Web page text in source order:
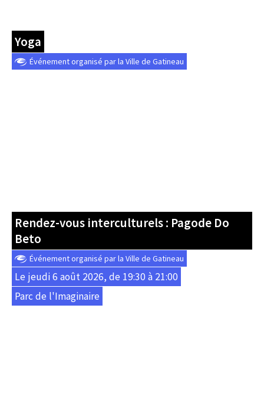
Yoga
Événement organisé par la Ville de Gatineau
Rendez-vous interculturels : Pagode Do
Beto
Événement organisé par la Ville de Gatineau
Le jeudi 6 août 2026, de 19:30 à 21:00
Parc de l'Imaginaire